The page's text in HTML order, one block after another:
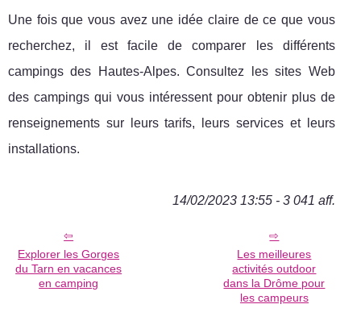
Une fois que vous avez une idée claire de ce que vous
recherchez, il est facile de comparer les différents
campings des Hautes-Alpes. Consultez les sites Web
des campings qui vous intéressent pour obtenir plus de
renseignements sur leurs tarifs, leurs services et leurs
installations.
14/02/2023 13:55 - 3 041 aff.
Explorer les Gorges
du Tarn en vacances
en camping
Les meilleures
activités outdoor
dans la Drôme pour
les campeurs